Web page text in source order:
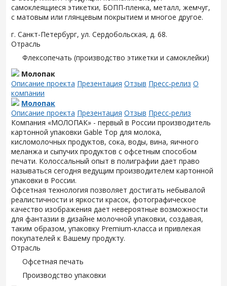
самоклеящиеся этикетки, БОПП-пленка, металл, жемчуг,
с матовым или глянцевым покрытием и многое другое.
г. Санкт-Петербург, ул. Сердобольская, д. 68.
Отрасль
Флексопечать (производство этикетки и самоклейки)
Молопак
Описание проекта Презентация Отзыв Пресс-релиз О
компании
Молопак
Описание проекта Презентация Отзыв Пресс-релиз
Компания «МОЛОПАК» - первый в России производитель
картонной упаковки Gable Top для молока,
кисломолочных продуктов, сока, воды, вина, яичного
меланжа и сыпучих продуктов с офсетным способом
печати. Колоссальный опыт в полиграфии дает право
называться сегодня ведущим производителем картонной
упаковки в России.
Офсетная технология позволяет достигать небывалой
реалистичности и яркости красок, фотографическое
качество изображения дает невероятные возможности
для фантазии в дизайне молочной упаковки, создавая,
таким образом, упаковку Premium-класса и привлекая
покупателей к Вашему продукту.
Отрасль
Офсетная печать
Производство упаковки